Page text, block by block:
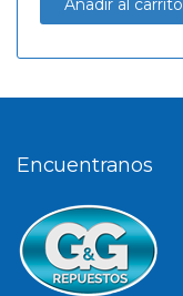
Añadir al carrito
Encuentranos